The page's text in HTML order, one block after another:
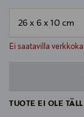
Ei saatavilla
null
TUOTE EI OLE